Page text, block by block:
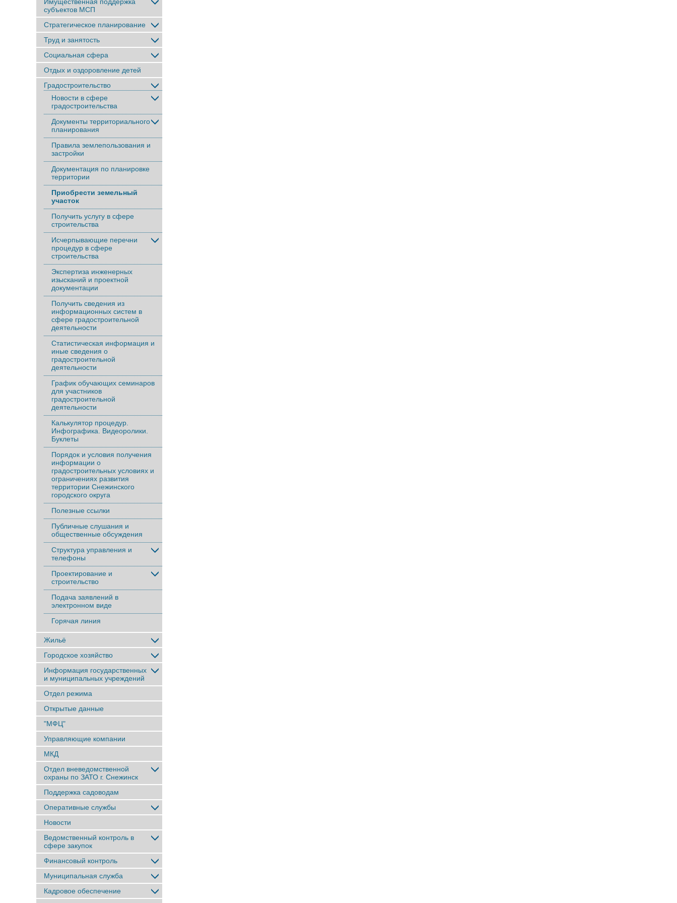
субъектов МСП
Стратегическое планирование
Труд и занятость
Социальная сфера
Отдых и оздоровление детей
Градостроительство
Новости в сфере
градостроительства
Документы территориального
планирования
Правила землепользования и
застройки
Документация по планировке
территории
Приобрести земельный
участок
Получить услугу в сфере
строительства
Исчерпывающие перечни
процедур в сфере
строительства
Экспертиза инженерных
изысканий и проектной
документации
Получить сведения из
информационных систем в
сфере градостроительной
деятельности
Статистическая информация и
иные сведения о
градостроительной
деятельности
График обучающих семинаров
для участников
градостроительной
деятельности
Калькулятор процедур.
Инфографика. Видеоролики.
Буклеты
Порядок и условия получения
информации о
градостроительных условиях и
ограничениях развития
территории Снежинского
городского округа
Полезные ссылки
Публичные слушания и
общественные обсуждения
Структура управления и
телефоны
Проектирование и
строительство
Подача заявлений в
электронном виде
Горячая линия
Жильё
Городское хозяйство
Информация государственных
и муниципальных учреждений
Отдел режима
Открытые данные
"МФЦ"
Управляющие компании
МКД
Отдел вневедомственной
охраны по ЗАТО г. Снежинск
Поддержка садоводам
Оперативные службы
Новости
Ведомственный контроль в
сфере закупок
Финансовый контроль
Муниципальная служба
Кадровое обеспечение